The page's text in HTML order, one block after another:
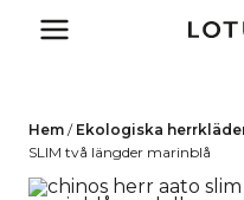
Hem / Ekologiska
SLIM två längder marinblå